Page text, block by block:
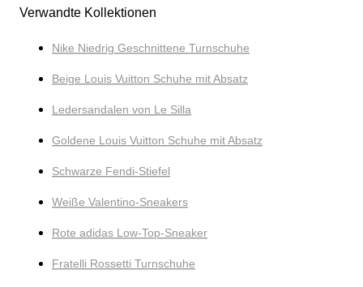
Verwandte Kollektionen
Nike Niedrig Geschnittene Turnschuhe
Beige Louis Vuitton Schuhe mit Absatz
Ledersandalen von Le Silla
Goldene Louis Vuitton Schuhe mit Absatz
Schwarze Fendi-Stiefel
Weiße Valentino-Sneakers
Rote adidas Low-Top-Sneaker
Fratelli Rossetti Turnschuhe